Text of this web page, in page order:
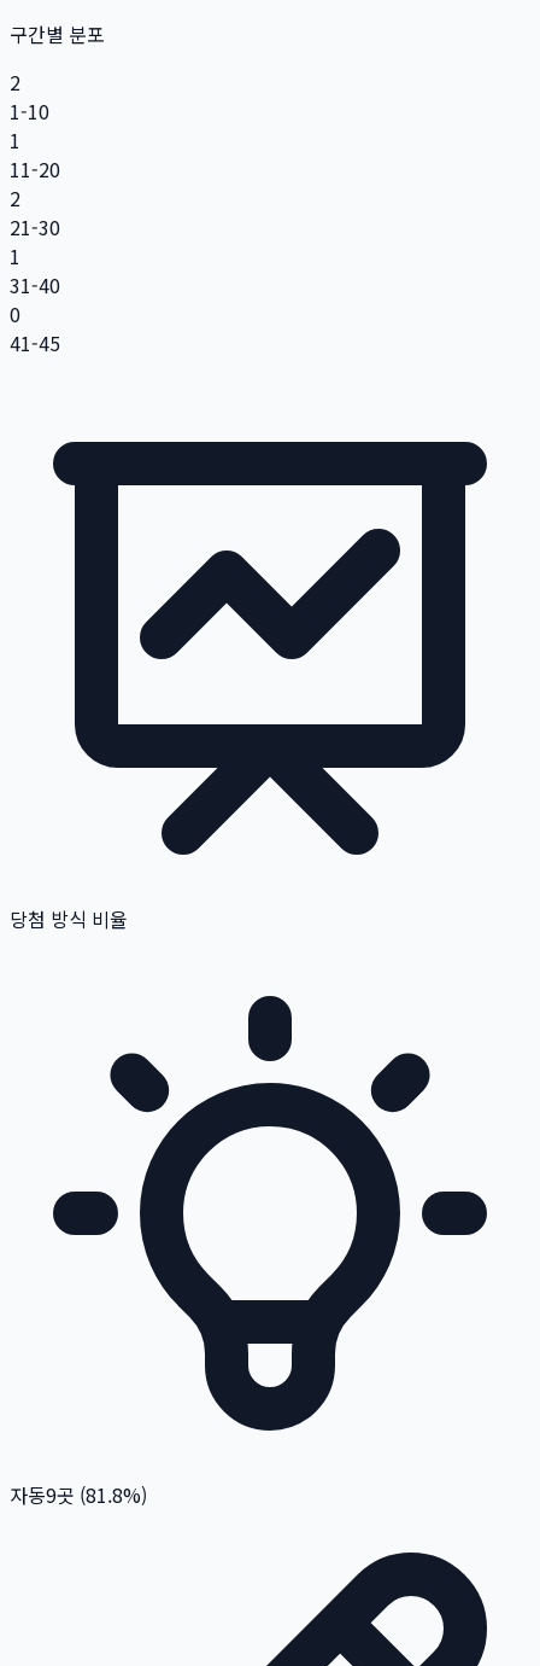
구간별 분포
2
1-10
1
11-20
2
21-30
1
31-40
0
41-45
당첨 방식 비율
자동9곳 (81.8%)